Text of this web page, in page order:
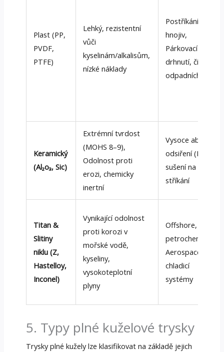
Plast (PP,
PVDF,
PTFE)
Lehký, rezistentní
vůči
kyselinám/alkalisům,
nízké náklady
Postříkání
hnojiv,
Párkovací
drhnutí, čištění
odpadních vod
Keramický
(Al₂o₃, Sic)
Extrémní tvrdost
(MOHS 8–9),
Odolnost proti
erozi, chemicky
inertní
Vysoce abraze,
odsiření (FGD),
sušení na
stříkání
Titan &
Slitiny
niklu (Z,
Hastelloy,
Inconel)
Vynikající odolnost
proti korozi v
mořské vodě,
kyseliny,
vysokoteplotní
plyny
Offshore,
petrochemický,
Aerospace
chladicí
systémy
5. Typy plné kuželové trysky
Trysky plné kužely lze klasifikovat na základě jejich